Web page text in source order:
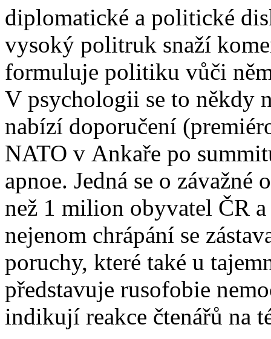
diplomatické a politické
vysoký politruk snaží
formuluje politiku vůči
V psychologii se to někdy
nabízí doporučení
NATO v Ankaře po
apnoe. Jedná se o
než 1 milion obyvatel ČR
nejenom chrápání se
poruchy, které také u
představuje rusofobie
indikují reakce čtenářů na